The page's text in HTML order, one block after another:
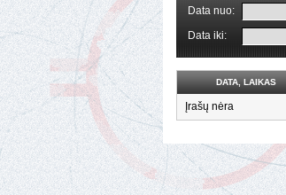
Data nuo:
Data iki:
DATA, LAIKAS
Įrašų nėra